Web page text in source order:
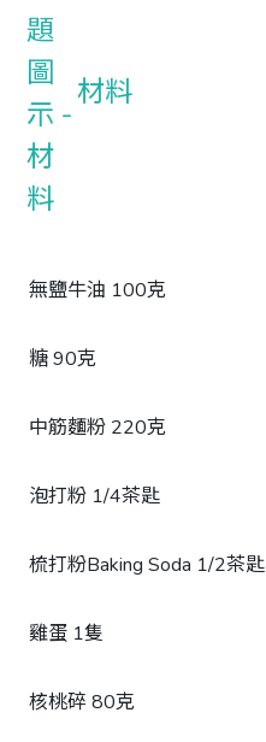
材料
無鹽牛油 100克
糖 90克
中筋麵粉 220克
泡打粉 1/4茶匙
梳打粉Baking Soda 1/2茶匙
雞蛋 1隻
核桃碎 80克